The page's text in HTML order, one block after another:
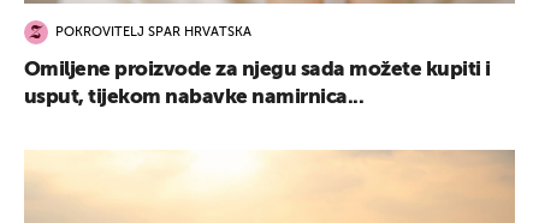
POKROVITELJ SPAR HRVATSKA
Omiljene proizvode za njegu sada možete kupiti i
usput, tijekom nabavke namirnica...